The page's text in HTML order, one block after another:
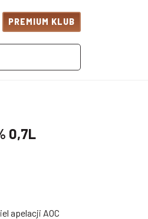
PREMIUM KLUB
0,7L
apelacji AOC